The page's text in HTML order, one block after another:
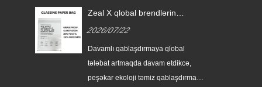
Zeal X qlobal brendlərin
əvəz etməsinə kömək etmək
üçün xüsusi Glassine kağız
çantalar buraxır
2026/07/22
Davamlı qablaşdırmaya qlobal
tələbat artmaqda davam etdikcə,
peşəkar ekoloji təmiz qablaşdırma